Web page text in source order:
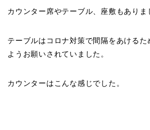
カウンター席やテーブル、座敷もありま
テーブルはコロナ対策で間隔をあけるた
ようお願いされていました。
カウンターはこんな感じでした。